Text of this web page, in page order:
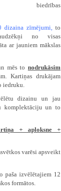
dizaina zīmējumi,to
no visas
ar jauniem mākslas
mēs to nodrukāsim
Kartiņas drukājam
iedruku.
dizainu un jau
komplektāciju un to
+ aploksne +
varēsi apsveikt
paša izvēlētajiem 12
formātos.